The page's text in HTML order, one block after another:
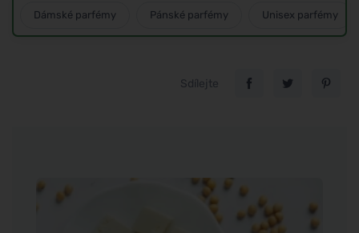
Dámské parfémy Pánské parfémy Unisex parfémy
Sdílejte